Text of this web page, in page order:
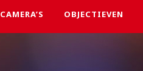
CAMERA’S OBJECTIEVEN